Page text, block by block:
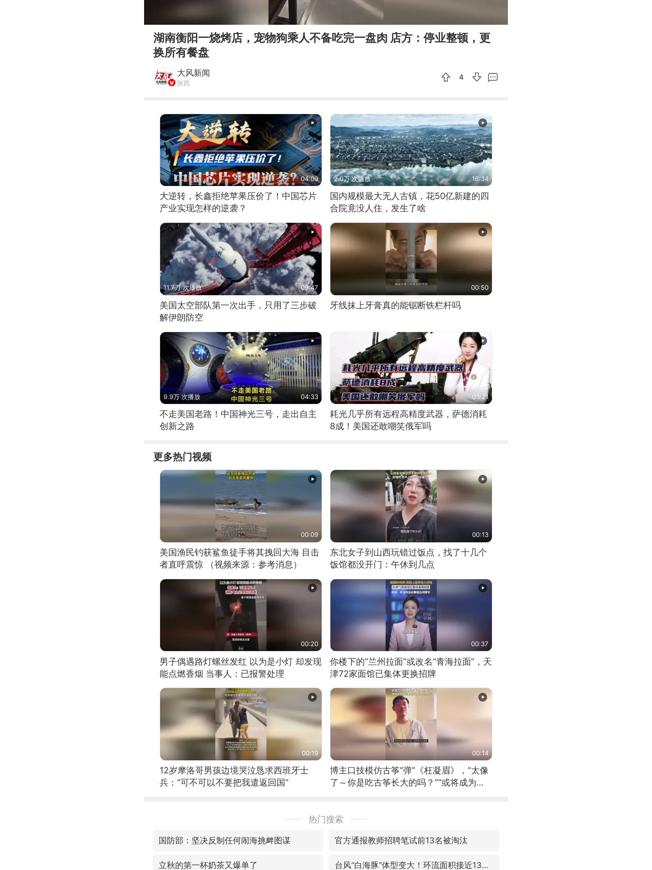
湖南衡阳一烧烤店，宠物狗乘人不备吃完一盘肉 店方：停业整顿，更
换所有餐盘
大风新闻
陕西
4
04:09
大逆转，长鑫拒绝苹果压价了！中国芯片
产业实现怎样的逆袭？
2.0万 次播放 16:34
国内规模最大无人古镇，花50亿新建的四
合院竟没人住，发生了啥
11.7万 次播放 09:47
美国太空部队第一次出手，只用了三步破
解伊朗防空
00:50
牙线抹上牙膏真的能锯断铁栏杆吗
9.9万 次播放 04:33
不走美国老路！中国神光三号，走出自主
创新之路
03:21
耗光几乎所有远程高精度武器，萨德消耗
8成！美国还敢嘲笑俄军吗
更多热门视频
00:09
美国渔民钓获鲨鱼徒手将其拽回大海 目击
者直呼震惊 （视频来源：参考消息）
00:13
东北女子到山西玩错过饭点，找了十几个
饭馆都没开门：午休到几点
00:20
男子偶遇路灯螺丝发红 以为是小灯 却发现
能点燃香烟 当事人：已报警处理
00:37
你楼下的“兰州拉面”或改名“青海拉面”，天
津72家面馆已集体更换招牌
00:19
12岁摩洛哥男孩边境哭泣恳求西班牙士
兵：“可不可以不要把我遣返回国”
00:14
博主口技模仿古筝“弹”《枉凝眉》，“太像
了～你是吃古筝长大的吗？”“或将成为首
热门搜索
国防部：坚决反制任何闹海挑衅图谋 官方通报教师招聘笔试前13名被淘汰
立秋的第一杯奶茶又爆单了 台风“白海豚”体型变大！环流面积接近13个浙江那么大